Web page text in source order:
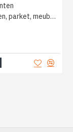
Voor vloeren, parket, meubels